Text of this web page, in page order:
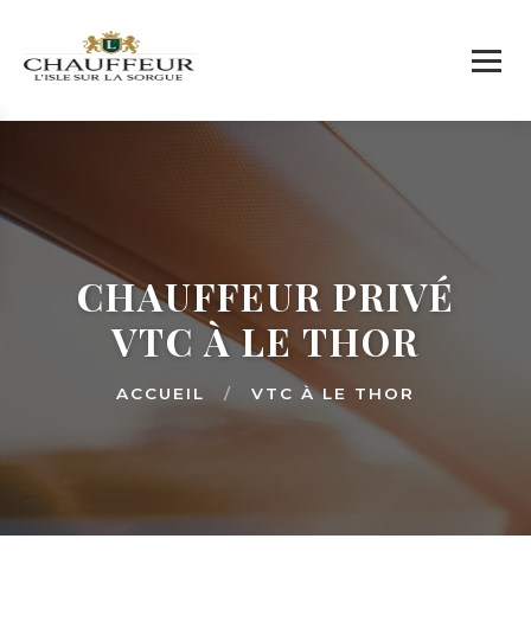
CHAUFFEUR PRIVÉ
VTC À LE THOR
ACCUEIL / VTC À LE THOR